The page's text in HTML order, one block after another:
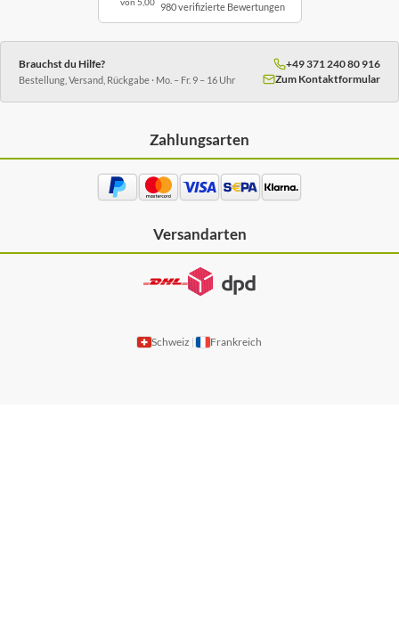
von 5,00 980 verifizierte Bewertungen
Brauchst du Hilfe?
Bestellung, Versand, Rückgabe · Mo. – Fr. 9 – 16 Uhr
+49 371 240 80 916
Zum Kontaktformular
Zahlungsarten
Versandarten
Schweiz Frankreich